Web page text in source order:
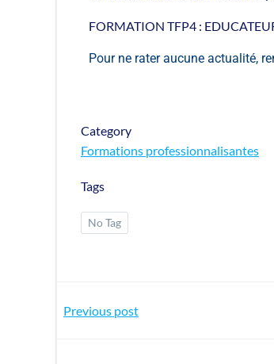
FORMATION TFP4 :
Pour ne rater aucune actualité,
Category
Formations professionnalisantes
Tags
No Tag
Previous post